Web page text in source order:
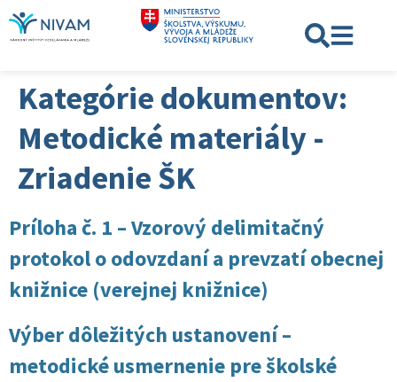
Kategórie dokumentov:
Metodické materiály -
Zriadenie ŠK
Príloha č. 1 – Vzorový delimitačný
protokol o odovzdaní a prevzatí obecnej
knižnice (verejnej knižnice)
Výber dôležitých ustanovení –
metodické usmernenie pre školské